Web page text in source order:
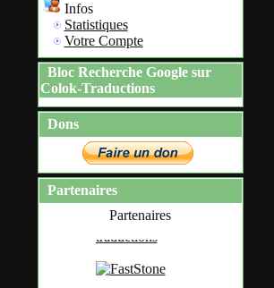
Infos
Statistiques
Votre Compte
Bloc Recherche Google sur
Colok-Traductions
Dons
Partenaires
Partenaires